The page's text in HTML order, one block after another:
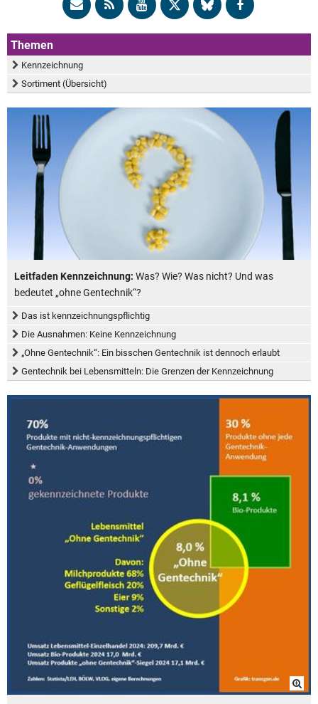
Themen
Kennzeichnung
Sortiment (Übersicht)
Leitfaden Kennzeichnung: Was? Wie? Was nicht? Und was
bedeutet „ohne Gentechnik“?
Das ist kennzeichnungspflichtig
Die Ausnahmen: Keine Kennzeichnung
„Ohne Gentechnik“: Ein bisschen Gentechnik ist dennoch erlaubt
Gentechnik bei Lebensmitteln: Die Grenzen der Kennzeichnung